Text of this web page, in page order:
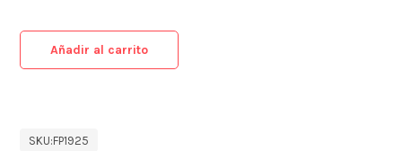
Añadir al carrito
SKU:FP1925